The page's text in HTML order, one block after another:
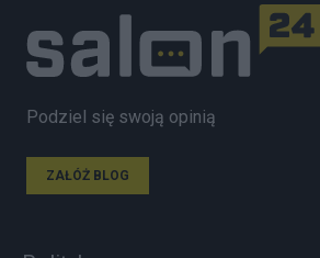
Podziel się swoją opinią
ZAŁÓŻ BLOG